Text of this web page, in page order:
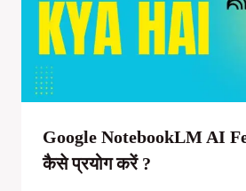
Google NotebookLM AI
कैसे प्रयोग करें ?